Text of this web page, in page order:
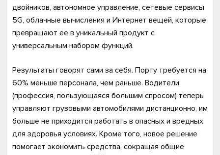
двойников, автономное управление, сетевые сервисы
5G, облачные вычисления и Интернет вещей, которые
превращают ее в уникальный продукт с
универсальным набором функций.
Результаты говорят сами за себя. Порту требуется на
60% меньше персонала, чем раньше. Водители
(профессия, пользующаяся большим спросом) теперь
управляют грузовыми автомобилями дистанционно, им
больше не приходится работать в опасных и вредных
для здоровья условиях. Кроме того, новое решение
помогает экономить средства, сокращая общие